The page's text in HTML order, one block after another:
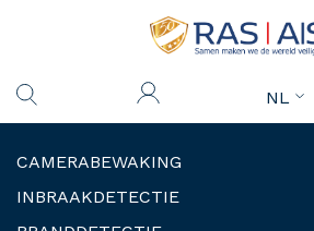
NL
CAMERABEWAKING
INBRAAKDETECTIE